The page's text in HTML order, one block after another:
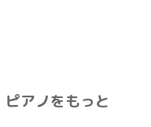
アノをもっと